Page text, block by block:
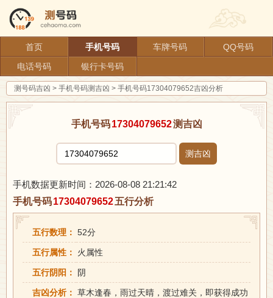
首页 手机号码 车牌号码
QQ号码
电话号码
银行卡号码
测号码吉凶 > 手机号码测吉凶 > 手机号码17304079652吉凶分析
手机号码 17304079652测吉凶
测吉凶
手机数据更新时间：2026-08-08 21:21:42
手机号码17304079652五行分析
五行数理： 52分
五行属性： 火属性
五行阴阳： 阴
吉凶分析： 草木逢春，雨过天晴，渡过难关，即获得成功